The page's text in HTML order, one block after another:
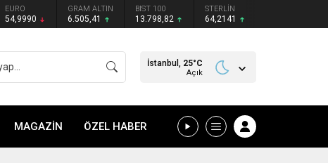
EURO
54,9990
GRAM ALTIN
6.505,41
BIST 100
13.798,82
STERLİN
64,2141
İstanbul, 25°C
Açık
MAGAZİN ÖZEL HABER